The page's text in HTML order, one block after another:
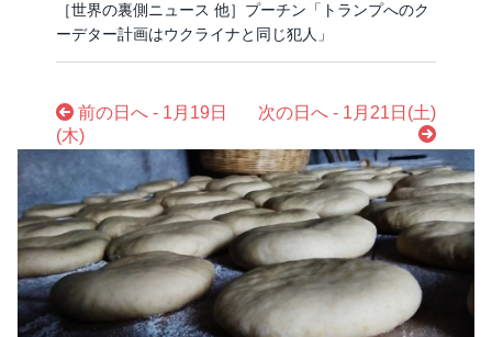
［世界の裏側ニュース 他］プーチン「トランプへのク
ーデター計画はウクライナと同じ犯人」
前の日へ - 1月19日
(木)
次の日へ - 1月21日(土)